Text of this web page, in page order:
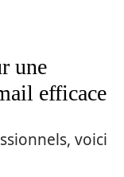
une
efficace
voici